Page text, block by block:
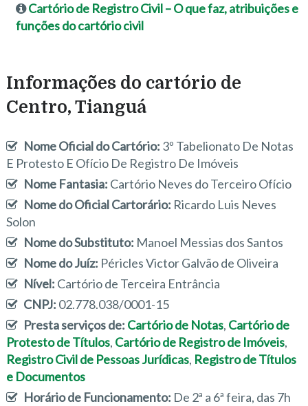
Cartório de Registro Civil – O que faz, atribuições e
funções do cartório civil
Informações do cartório de
Centro, Tianguá
Nome Oficial do Cartório: 3º Tabelionato De Notas
E Protesto E Ofício De Registro De Imóveis
Nome Fantasia: Cartório Neves do Terceiro Ofício
Nome do Oficial Cartorário: Ricardo Luis Neves
Solon
Nome do Substituto: Manoel Messias dos Santos
Nome do Juíz: Péricles Victor Galvão de Oliveira
Nível: Cartório de Terceira Entrância
CNPJ: 02.778.038/0001-15
Presta serviços de: Cartório de Notas, Cartório de
Protesto de Títulos, Cartório de Registro de Imóveis,
Registro Civil de Pessoas Jurídicas, Registro de Títulos
e Documentos
Horário de Funcionamento: De 2ª a 6ª feira, das 7h